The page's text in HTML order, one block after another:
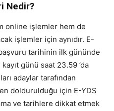
Nedir?
online işlemler hem de
işlemler için aynıdır. E-
tarihinin ilk gününde
günü saat 23.59 ’da
adaylar tarafından
doldurulduğu için E-YDS
ve tarihlere dikkat etmek